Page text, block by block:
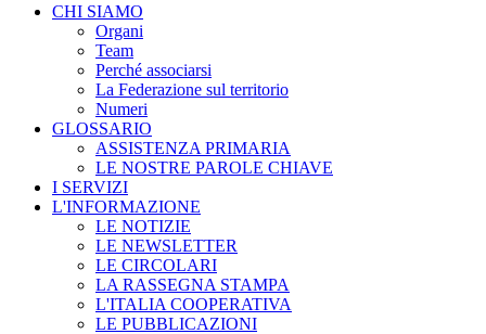
CHI SIAMO
Organi
Team
Perché associarsi
La Federazione sul territorio
Numeri
GLOSSARIO
ASSISTENZA PRIMARIA
LE NOSTRE PAROLE CHIAVE
I SERVIZI
L'INFORMAZIONE
LE NOTIZIE
LE NEWSLETTER
LE CIRCOLARI
LA RASSEGNA STAMPA
L'ITALIA COOPERATIVA
LE PUBBLICAZIONI